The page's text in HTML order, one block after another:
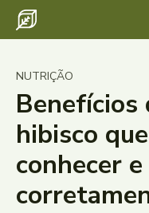
NUTRIÇÃO
Benefícios
hibisco
conhecer